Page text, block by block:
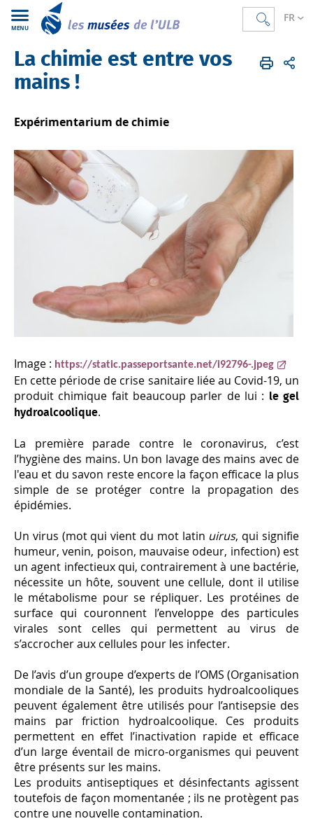
FR
MENU
Réseau des Musées de l'ULB Accueil L'objet du mois
La chimie est entre vos
mains !
Expérimentarium de chimie
Image : https://static.passeportsante.net/i92796-.jpeg
En cette période de crise sanitaire liée au Covid-19, un
produit chimique fait beaucoup parler de lui : le gel
hydroalcoolique.
La première parade contre le coronavirus, c’est
l’hygiène des mains. Un bon lavage des mains avec de
l'eau et du savon reste encore la façon efficace la plus
simple de se protéger contre la propagation des
épidémies.
Un virus (mot qui vient du mot latin uirus, qui signifie
humeur, venin, poison, mauvaise odeur, infection) est
un agent infectieux qui, contrairement à une bactérie,
nécessite un hôte, souvent une cellule, dont il utilise
le métabolisme pour se répliquer. Les protéines de
surface qui couronnent l’enveloppe des particules
virales sont celles qui permettent au virus de
s’accrocher aux cellules pour les infecter.
De l’avis d’un groupe d’experts de l’OMS (Organisation
mondiale de la Santé), les produits hydroalcooliques
peuvent également être utilisés pour l’antisepsie des
mains par friction hydroalcoolique. Ces produits
permettent en effet l’inactivation rapide et efficace
d’un large éventail de micro-organismes qui peuvent
être présents sur les mains.
Les produits antiseptiques et désinfectants agissent
toutefois de façon momentanée ; ils ne protègent pas
contre une nouvelle contamination.